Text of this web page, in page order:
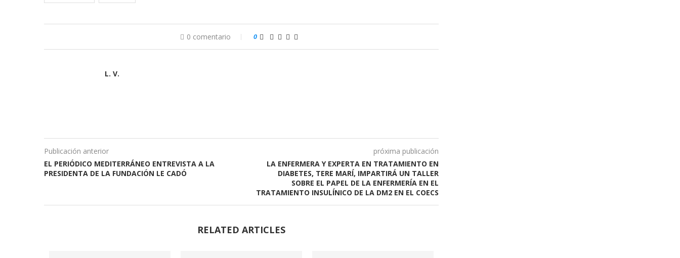
0 comentario 0
L. V.
Publicación anterior
EL PERIÓDICO MEDITERRÁNEO ENTREVISTA A LA
PRESIDENTA DE LA FUNDACIÓN LE CADÓ
próxima publicación
LA ENFERMERA Y EXPERTA EN TRATAMIENTO EN
DIABETES, TERE MARÍ, IMPARTIRÁ UN TALLER
SOBRE EL PAPEL DE LA ENFERMERÍA EN EL
TRATAMIENTO INSULÍNICO DE LA DM2 EN EL COECS
RELATED ARTICLES